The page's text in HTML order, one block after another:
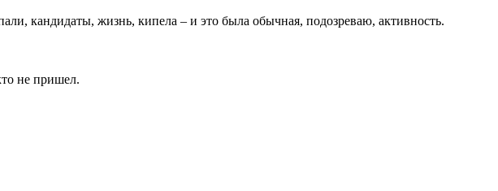
кандидаты, жизнь, кипела – и это была обычная, подозреваю, активность.
не пришел.